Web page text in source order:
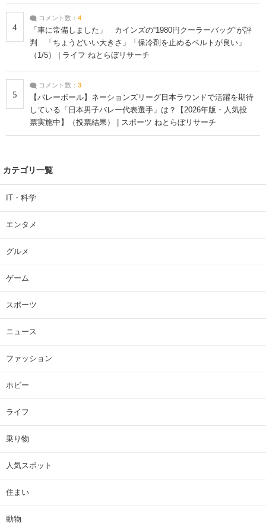
4
コメント数： 4
「車に常備しました」 カインズの“1980円クーラーバッグ”が評
判 「ちょうどいい大きさ」「保冷剤を止めるベルトが良い」
（1/5） | ライフ ねとらぼリサーチ
5
コメント数： 3
【バレーボール】ネーションズリーグ日本ラウンドで活躍を期待
している「日本男子バレー代表選手」は？【2026年版・人気投
票実施中】（投票結果） | スポーツ ねとらぼリサーチ
カテゴリ一覧
IT・科学
エンタメ
グルメ
ゲーム
スポーツ
ニュース
ファッション
ホビー
ライフ
乗り物
人気スポット
住まい
動物